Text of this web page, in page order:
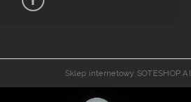
Sklep internetowy SOTESHOP AI